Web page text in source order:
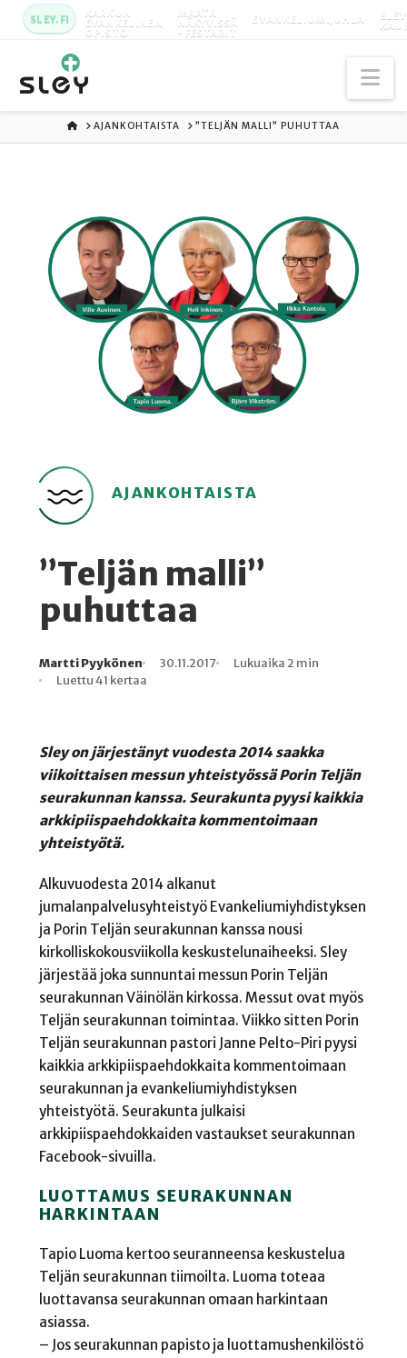
SLEY.FI KARKUN
EVANKELINEN
OPISTO
MAATA
NÄKYVISSÄ
-FESTARIT
EVANKELIUMIJUHLA
ETUSIVU
AJANKOHTAISTA ”TELJÄN MALLI” PUHUTTAA
AJANKOHTAISTA
”Teljän malli”
puhuttaa
Kirjoittaja
Martti Pyykönen
Julkaistu
30.11.2017
Lukuaika
Lukuaika 2 min
Lukukertoja
Luettu 41 kertaa
Sley on järjestänyt vuodesta 2014 saakka
viikoittaisen messun yhteistyössä Porin Teljän
seurakunnan kanssa. Seurakunta pyysi kaikkia
arkkipiispaehdokkaita kommentoimaan
yhteistyötä.
Alkuvuodesta 2014 alkanut
jumalanpalvelusyhteistyö Evankeliumiyhdistyksen
ja Porin Teljän seurakunnan kanssa nousi
kirkolliskokousviikolla keskustelunaiheeksi. Sley
järjestää joka sunnuntai messun Porin Teljän
seurakunnan Väinölän kirkossa. Messut ovat myös
Teljän seurakunnan toimintaa. Viikko sitten Porin
Teljän seurakunnan pastori Janne Pelto-Piri pyysi
kaikkia arkkipiispaehdokkaita kommentoimaan
seurakunnan ja evankeliumiyhdistyksen
yhteistyötä. Seurakunta julkaisi
arkkipiispaehdokkaiden vastaukset seurakunnan
Facebook-sivuilla.
LUOTTAMUS SEURAKUNNAN
HARKINTAAN
Tapio Luoma kertoo seuranneensa keskustelua
Teljän seurakunnan tiimoilta. Luoma toteaa
luottavansa seurakunnan omaan harkintaan
asiassa.
– Jos seurakunnan papisto ja luottamushenkilöstö